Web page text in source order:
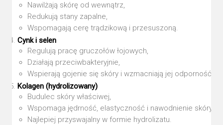
Nawilżają skórę od wewnątrz,
Redukują stany zapalne,
Wspomagają cerę trądzikową i przesuszoną.
Cynk i selen
Regulują pracę gruczołów łojowych,
Działają przeciwbakteryjnie,
Wspierają gojenie się skóry i wzmacniają jej odporność.
Kolagen (hydrolizowany)
Budulec skóry właściwej,
Wspomaga jędrność, elastyczność i nawodnienie skóry,
Najlepiej przyswajalny w formie hydrolizatu.